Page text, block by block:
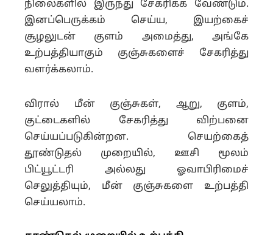
நிலைகளில் இருந்து சேகரிக்க வேண்டும்.
இனப்பெருக்கம் செய்ய, இயற்கைச்
சூழலுடன் குளம் அமைத்து, அங்கே
உற்பத்தியாகும் குஞ்சுகளைச் சேகரித்து
வளர்க்கலாம்.
விரால் மீன் குஞ்சுகள், ஆறு, குளம்,
குட்டைகளில் சேகரித்து விற்பனை
செய்யப்படுகின்றன. செயற்கைத்
தூண்டுதல் முறையில், ஊசி மூலம்
பிட்யூட்டரி அல்லது ஓவாபிரிமைச்
செலுத்தியும், மீன் குஞ்சுகளை உற்பத்தி
செய்யலாம்.